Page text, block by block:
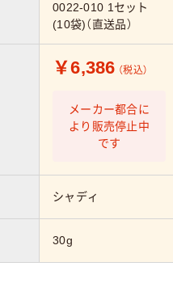
0022-010 1セット
(10袋)（直送品）
￥6,386 （税込）
メーカー都合に
より販売停止中
です
シャディ
30g